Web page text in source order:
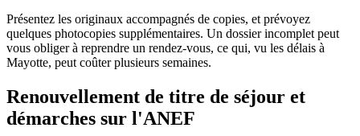
Présentez les originaux accompagnés de copies, et prévoyez
quelques photocopies supplémentaires. Un dossier incomplet peut
vous obliger à reprendre un rendez-vous, ce qui, vu les délais à
Mayotte, peut coûter plusieurs semaines.
Renouvellement de titre de séjour et
démarches sur l'ANEF